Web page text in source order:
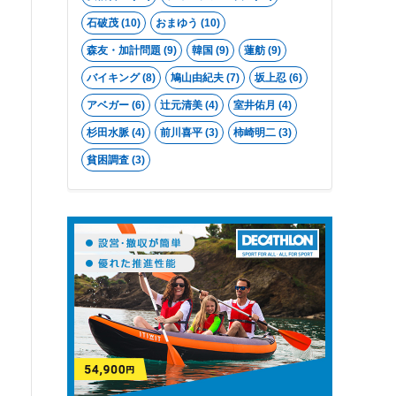
石破茂 (10) おまゆう (10)
森友・加計問題 (9) 韓国 (9) 蓮舫(9)
バイキング(8) 鳩山由紀夫 (7) 坂上忍 (6)
アベガー (6) 辻元清美 (4) 室井佑月 (4)
杉田水脈(4) 前川喜平 (3) 柿崎明二 (3)
貧困調査 (3)